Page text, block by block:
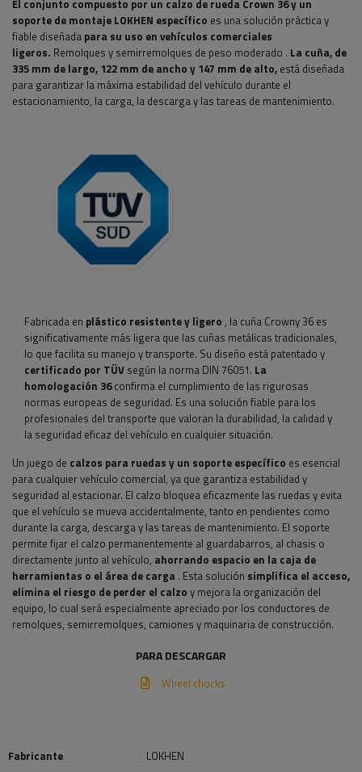
El conjunto compuesto por un calzo de rueda Crown 36 y un
soporte de montaje LOKHEN específico es una solución práctica y
fiable diseñada para su uso en vehículos comerciales
ligeros. Remolques y semirremolques de peso moderado . La cuña, de
335 mm de largo, 122 mm de ancho y 147 mm de alto, está diseñada
para garantizar la máxima estabilidad del vehículo durante el
estacionamiento, la carga, la descarga y las tareas de mantenimiento.
Fabricada en plástico resistente y ligero , la cuña Crowny 36 es
significativamente más ligera que las cuñas metálicas tradicionales,
lo que facilita su manejo y transporte. Su diseño está patentado y
certificado por TÜV según la norma DIN 76051. La
homologación 36confirma el cumplimiento de las rigurosas
normas europeas de seguridad. Es una solución fiable para los
profesionales del transporte que valoran la durabilidad, la calidad y
la seguridad eficaz del vehículo en cualquier situación.
Un juego de calzos para ruedas y un soporte específico es esencial
para cualquier vehículo comercial, ya que garantiza estabilidad y
seguridad al estacionar. El calzo bloquea eficazmente las ruedas y evita
que el vehículo se mueva accidentalmente, tanto en pendientes como
durante la carga, descarga y las tareas de mantenimiento. El soporte
permite fijar el calzo permanentemente al guardabarros, al chasis o
directamente junto al vehículo, ahorrando espacio en la caja de
herramientas o el área de carga . Esta solución simplifica el acceso,
elimina el riesgo de perder el calzo y mejora la organización del
equipo, lo cual será especialmente apreciado por los conductores de
remolques, semirremolques, camiones y maquinaria de construcción.
PARA DESCARGAR
Wheel chocks
Fabricante
LOKHEN